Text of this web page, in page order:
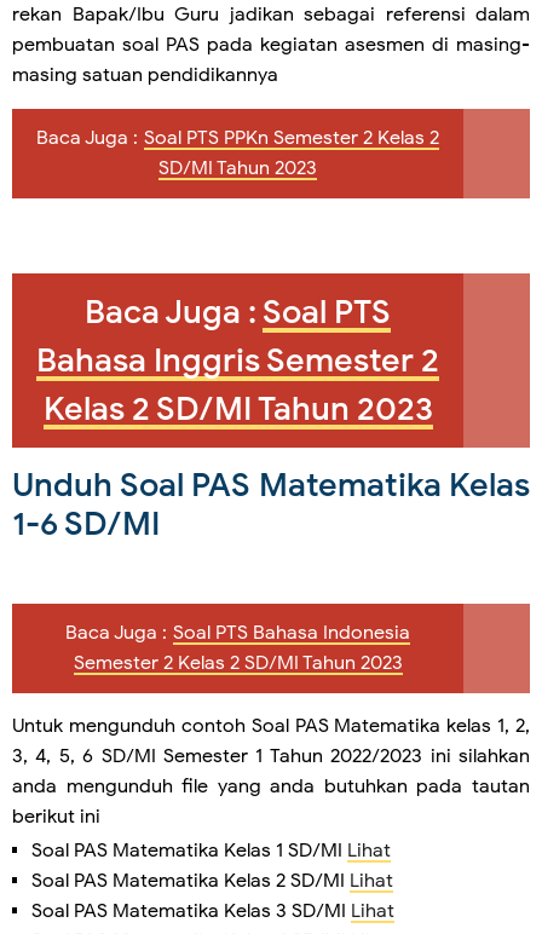
rekan Bapak/Ibu Guru jadikan sebagai referensi dalam
pembuatan soal PAS pada kegiatan asesmen di masing-
masing satuan pendidikannya
Baca Juga : Soal PTS PPKn Semester 2 Kelas 2
SD/MI Tahun 2023
Baca Juga : Soal PTS
Bahasa Inggris Semester 2
Kelas 2 SD/MI Tahun 2023
Unduh Soal PAS Matematika Kelas
1-6 SD/MI
Baca Juga : Soal PTS Bahasa Indonesia
Semester 2 Kelas 2 SD/MI Tahun 2023
Untuk mengunduh contoh Soal PAS Matematika kelas 1, 2,
3, 4, 5, 6 SD/MI Semester 1 Tahun 2022/2023 ini silahkan
anda mengunduh file yang anda butuhkan pada tautan
berikut ini
Soal PAS Matematika Kelas 1 SD/MI Lihat
Soal PAS Matematika Kelas 2 SD/MI Lihat
Soal PAS Matematika Kelas 3 SD/MI Lihat